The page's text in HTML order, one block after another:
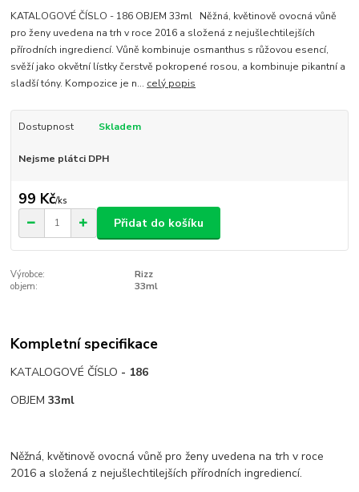
KATALOGOVÉ ČÍSLO - 186 OBJEM 33ml Něžná, květinově ovocná vůně
pro ženy uvedena na trh v roce 2016 a složená z nejušlechtilejších
přírodních ingrediencí. Vůně kombinuje osmanthus s růžovou esencí,
svěží jako okvětní lístky čerstvě pokropené rosou, a kombinuje pikantní a
sladší tóny. Kompozice je n... celý popis
Dostupnost Skladem
Nejsme plátci DPH
99 Kč/ks
Přidat do košíku
Výrobce:
Rizz
objem:
33ml
Kompletní specifikace
KATALOGOVÉ ČÍSLO - 186
OBJEM 33ml
Něžná, květinově ovocná vůně pro ženy uvedena na trh v roce
2016 a složená z nejušlechtilejších přírodních ingrediencí.